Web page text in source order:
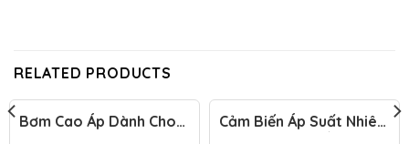
RELATED PRODUCTS
Bơm Cao Áp Dành Cho
Cảm Biến Áp Suất Nhiên